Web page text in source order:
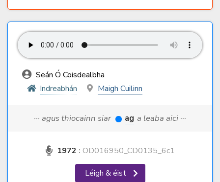
Seán Ó Coisdealbha
Indreabhán
Maigh Cuilinn
··· agus thiocainn siar ag a leaba aici ···
1972 : OD016950_CD0135_6c1
Léigh & éist